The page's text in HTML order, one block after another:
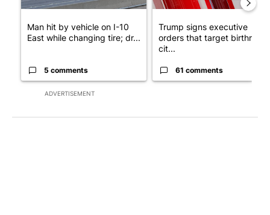
ADVERTISEMENT
Man hit by vehicle on I-10
East while changing tire; dr...
5 comments
Trump signs executive
orders that target birthright
cit...
61 comments